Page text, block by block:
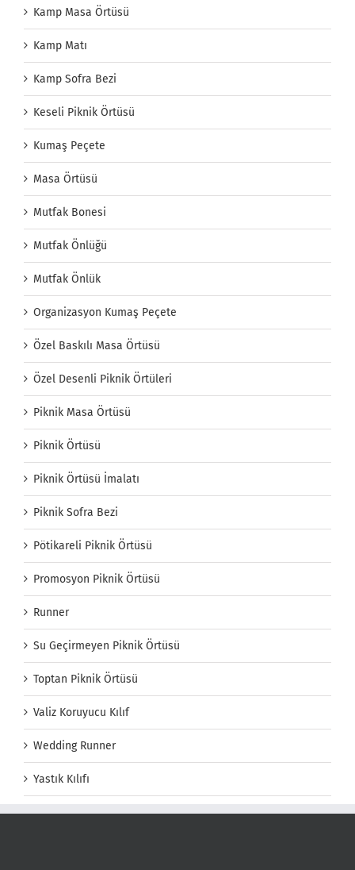
Kamp Masa Örtüsü
Kamp Matı
Kamp Sofra Bezi
Keseli Piknik Örtüsü
Kumaş Peçete
Masa Örtüsü
Mutfak Bonesi
Mutfak Önlüğü
Mutfak Önlük
Organizasyon Kumaş Peçete
Özel Baskılı Masa Örtüsü
Özel Desenli Piknik Örtüleri
Piknik Masa Örtüsü
Piknik Örtüsü
Piknik Örtüsü İmalatı
Piknik Sofra Bezi
Pötikareli Piknik Örtüsü
Promosyon Piknik Örtüsü
Runner
Su Geçirmeyen Piknik Örtüsü
Toptan Piknik Örtüsü
Valiz Koruyucu Kılıf
Wedding Runner
Yastık Kılıfı